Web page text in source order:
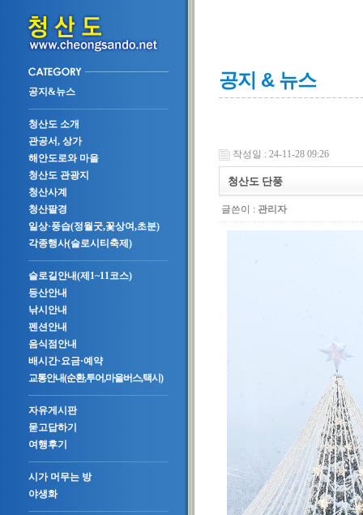
공지&뉴스
청산도 소개
관공서, 상가
해안도로와 마을
청산도 관광지
청산사계
청산팔경
일상·풍습(정월굿,꽃상여,초분)
각종행사(슬로시티축제)
슬로길안내(제1~11코스)
등산안내
낚시안내
펜션안내
음식점안내
배시간·요금·예약
교통안내(순환,투어,마을버스,택시)
자유게시판
묻고답하기
여행후기
시가 머무는 방
야생화
공지 & 뉴스
작성일 : 24-11-28 09:26
청산도 단풍
글쓴이 : 관리자